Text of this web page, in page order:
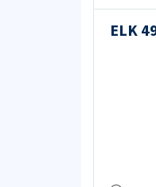
ELK